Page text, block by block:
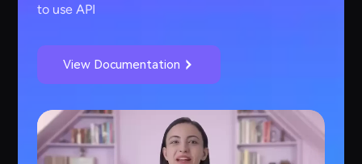
to use API
View Documentation